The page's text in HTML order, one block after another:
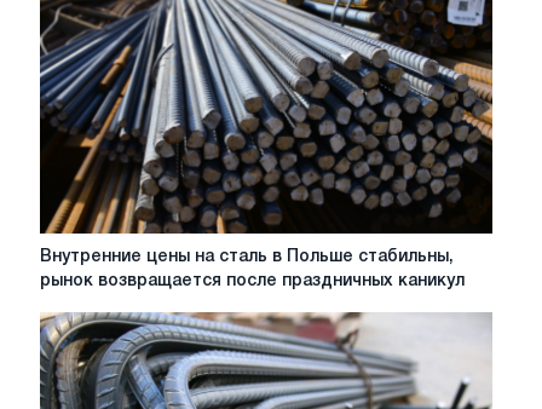
стабилизировались
после
пасхальных
каникул,
но
заводы
стремятся
повышению
Внутренние
сталь
в
Польше
стабильны,
Внутренние цены на сталь в Польше стабильны,
рынок возвращается после праздничных каникул